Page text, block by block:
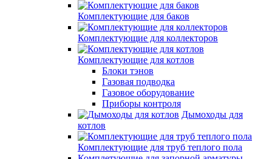
Комплектующие для баков
Комплектующие для коллекторов
Комплектующие для котлов
Блоки тэнов
Газовая подводка
Газовое оборудование
Приборы контроля
Дымоходы для
котлов
Комплектующие для труб теплого пола